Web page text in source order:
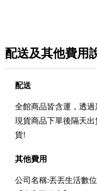
配送及其他費用
配送
全館商品皆含運，透
現貨商品下單後隔天
貨!
其他費用
公司名稱:丟丟生活數